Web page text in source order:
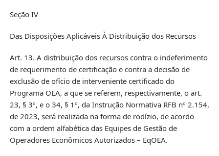
Seção IV
Das Disposições Aplicáveis À Distribuição dos Recursos
Art. 13. A distribuição dos recursos contra o indeferimento
de requerimento de certificação e contra a decisão de
exclusão de ofício de interveniente certificado do
Programa OEA, a que se referem, respectivamente, o art.
23, § 3º, e o 34, § 1º, da Instrução Normativa RFB nº 2.154,
de 2023, será realizada na forma de rodízio, de acordo
com a ordem alfabética das Equipes de Gestão de
Operadores Econômicos Autorizados – EqOEA.